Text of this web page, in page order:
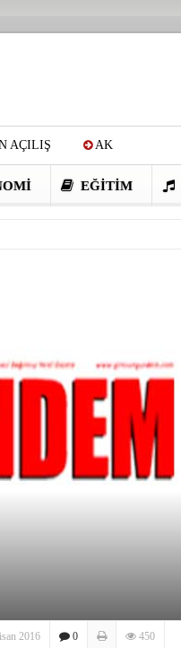
AÇILIŞ AK
GÖRÜNCEEĞITIM
2016 0 450